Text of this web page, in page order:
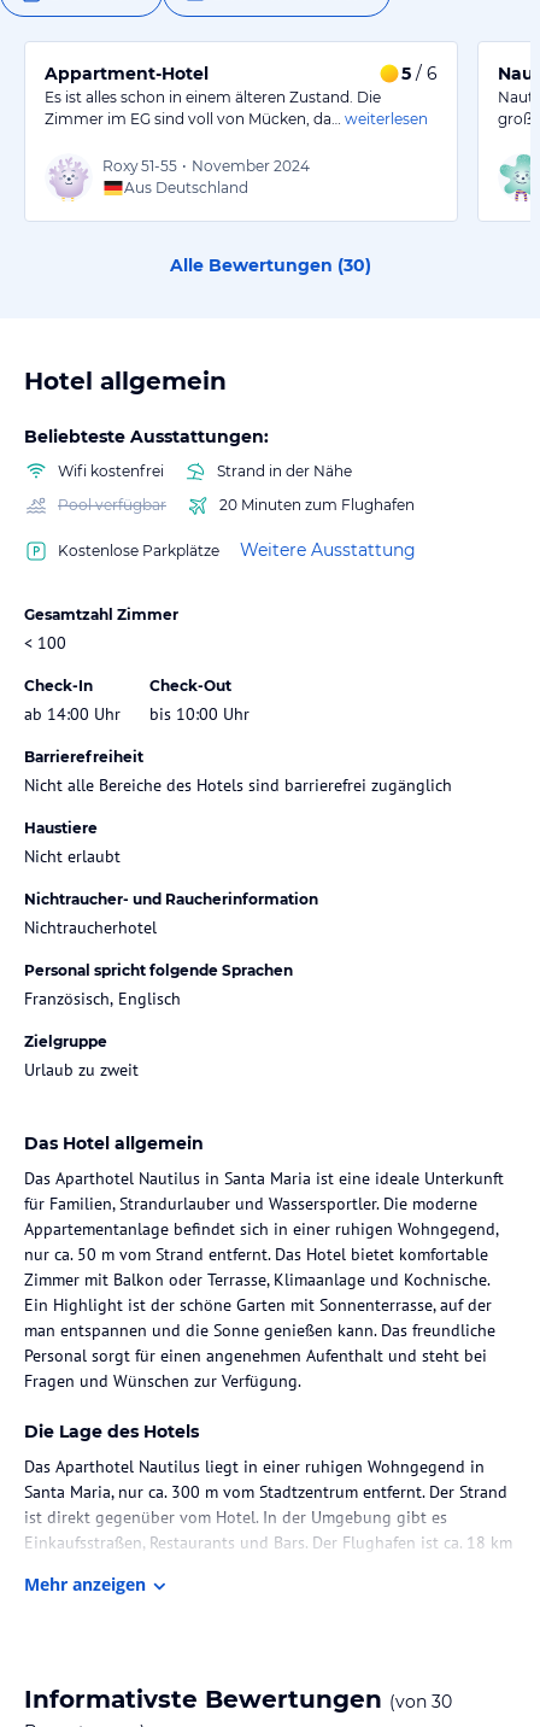
Appartment-Hotel 5 / 6
Es ist alles schon in einem älteren Zustand. Die
Zimmer im EG sind voll von Mücken, da…
weiterlesen
Roxy51-55 • November 2024
Aus Deutschland
Alle Bewertungen (30)
Hotel allgemein
Beliebteste Ausstattungen:
Wifi kostenfrei
Strand in der Nähe
Pool verfügbar
20 Minuten zum Flughafen
Kostenlose Parkplätze Weitere Ausstattung
Gesamtzahl Zimmer
< 100
Check-In
ab 14:00 Uhr
Check-Out
bis 10:00 Uhr
Barrierefreiheit
Nicht alle Bereiche des Hotels sind barrierefrei zugänglich
Haustiere
Nicht erlaubt
Nichtraucher- und Raucherinformation
Nichtraucherhotel
Personal spricht folgende Sprachen
Französisch, Englisch
Zielgruppe
Urlaub zu zweit
Das Hotel allgemein
Das Aparthotel Nautilus in Santa Maria ist eine ideale Unterkunft
für Familien, Strandurlauber und Wassersportler. Die moderne
Appartementanlage befindet sich in einer ruhigen Wohngegend,
nur ca. 50 m vom Strand entfernt. Das Hotel bietet komfortable
Zimmer mit Balkon oder Terrasse, Klimaanlage und Kochnische.
Ein Highlight ist der schöne Garten mit Sonnenterrasse, auf der
man entspannen und die Sonne genießen kann. Das freundliche
Personal sorgt für einen angenehmen Aufenthalt und steht bei
Fragen und Wünschen zur Verfügung.
Die Lage des Hotels
Das Aparthotel Nautilus liegt in einer ruhigen Wohngegend in
Santa Maria, nur ca. 300 m vom Stadtzentrum entfernt. Der Strand
ist direkt gegenüber vom Hotel. In der Umgebung gibt es
Einkaufsstraßen, Restaurants und Bars. Der Flughafen ist ca. 18 km
und einen Balkon oder eine Terrasse mit Sitzgelegenheit. Die
Mehr anzeigen
Informativste Bewertungen (von 30